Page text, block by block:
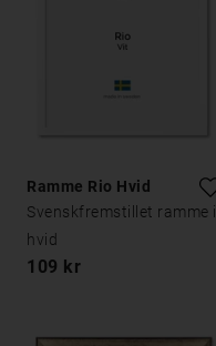
Ramme Rio Hvid
Svenskfremstillet ramme i
hvid
109 kr